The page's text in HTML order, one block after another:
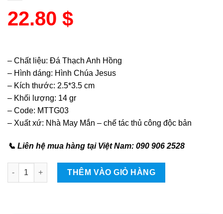
22.80 $
– Chất liệu: Đá Thạch Anh Hồng
– Hình dáng: Hình Chúa Jesus
– Kích thước: 2.5*3.5 cm
– Khối lượng: 14 gr
– Code: MTTG03
– Xuất xứ: Nhà May Mắn – chế tác thủ công độc bản
📞 Liên hệ mua hàng tại Việt Nam: 090 906 2528
Mặt tượng hình chúa Jesus quantity
THÊM VÀO GIỎ HÀNG